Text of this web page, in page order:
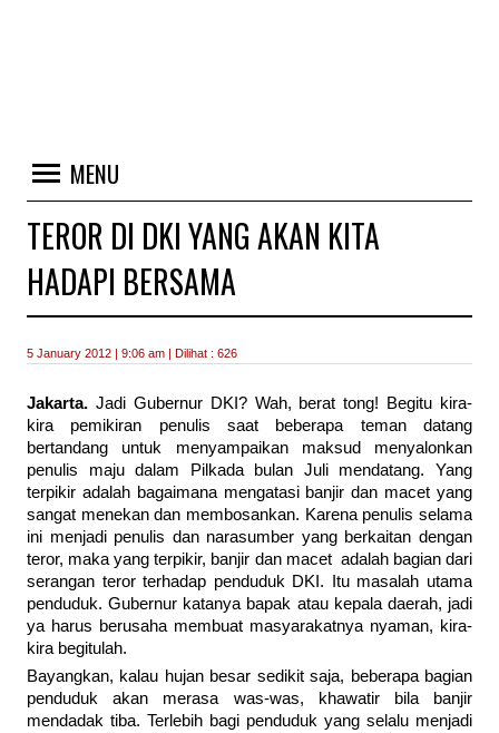
MENU
TEROR DI DKI YANG AKAN KITA
HADAPI BERSAMA
5 January 2012 | 9:06 am | Dilihat : 626
Jakarta. Jadi Gubernur DKI? Wah, berat tong! Begitu kira-
kira pemikiran penulis saat beberapa teman datang
bertandang untuk menyampaikan maksud menyalonkan
penulis maju dalam Pilkada bulan Juli mendatang. Yang
terpikir adalah bagaimana mengatasi banjir dan macet yang
sangat menekan dan membosankan. Karena penulis selama
ini menjadi penulis dan narasumber yang berkaitan dengan
teror, maka yang terpikir, banjir dan macet adalah bagian dari
serangan teror terhadap penduduk DKI. Itu masalah utama
penduduk. Gubernur katanya bapak atau kepala daerah, jadi
ya harus berusaha membuat masyarakatnya nyaman, kira-
kira begitulah.
Bayangkan, kalau hujan besar sedikit saja, beberapa bagian
penduduk akan merasa was-was, khawatir bila banjir
mendadak tiba. Terlebih bagi penduduk yang selalu menjadi